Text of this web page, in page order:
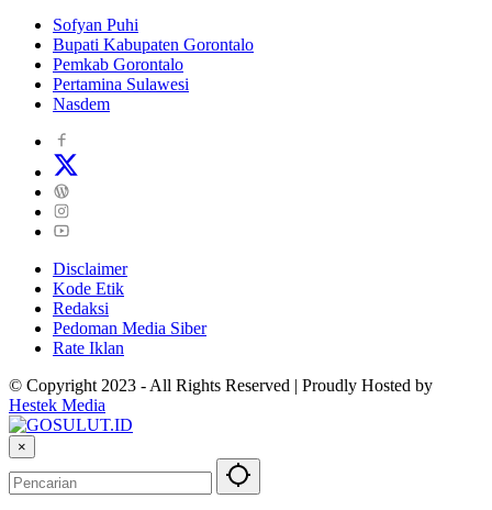
Sofyan Puhi
Bupati Kabupaten Gorontalo
Pemkab Gorontalo
Pertamina Sulawesi
Nasdem
Disclaimer
Kode Etik
Redaksi
Pedoman Media Siber
Rate Iklan
© Copyright 2023 - All Rights Reserved | Proudly Hosted by
Hestek Media
×